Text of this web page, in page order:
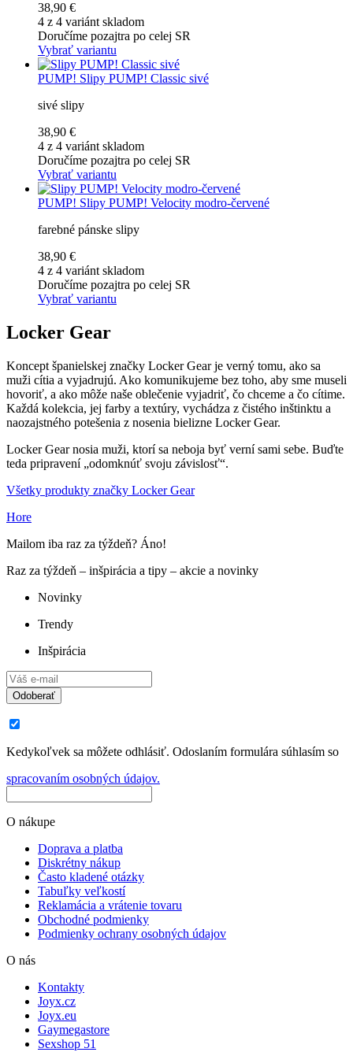
38,90 €
4 z 4 variánt skladom
Doručíme pozajtra po celej SR
Vybrať variantu
PUMP! Slipy PUMP! Classic sivé
sivé slipy
38,90 €
4 z 4 variánt skladom
Doručíme pozajtra po celej SR
Vybrať variantu
PUMP! Slipy PUMP! Velocity modro-červené
farebné pánske slipy
38,90 €
4 z 4 variánt skladom
Doručíme pozajtra po celej SR
Vybrať variantu
Locker Gear
Koncept španielskej značky Locker Gear je verný tomu, ako sa
muži cítia a vyjadrujú. Ako komunikujeme bez toho, aby sme museli
hovoriť, a ako môže naše oblečenie vyjadriť, čo chceme a čo cítime.
Každá kolekcia, jej farby a textúry, vychádza z čistého inštinktu a
naozajstného potešenia z nosenia bielizne Locker Gear.
Locker Gear nosia muži, ktorí sa neboja byť verní sami sebe. Buďte
teda pripravení „odomknúť svoju závislosť“.
Všetky produkty značky Locker Gear
Hore
Mailom iba raz za týždeň? Áno!
Raz za týždeň – inšpirácia a tipy – akcie a novinky
Novinky
Trendy
Inšpirácia
Odoberať
Kedykoľvek sa môžete odhlásiť. Odoslaním formulára súhlasím so
spracovaním osobných údajov.
O nákupe
Doprava a platba
Diskrétny nákup
Často kladené otázky
Tabuľky veľkostí
Reklamácia a vrátenie tovaru
Obchodné podmienky
Podmienky ochrany osobných údajov
O nás
Kontakty
Joyx.cz
Joyx.eu
Gaymegastore
Sexshop 51